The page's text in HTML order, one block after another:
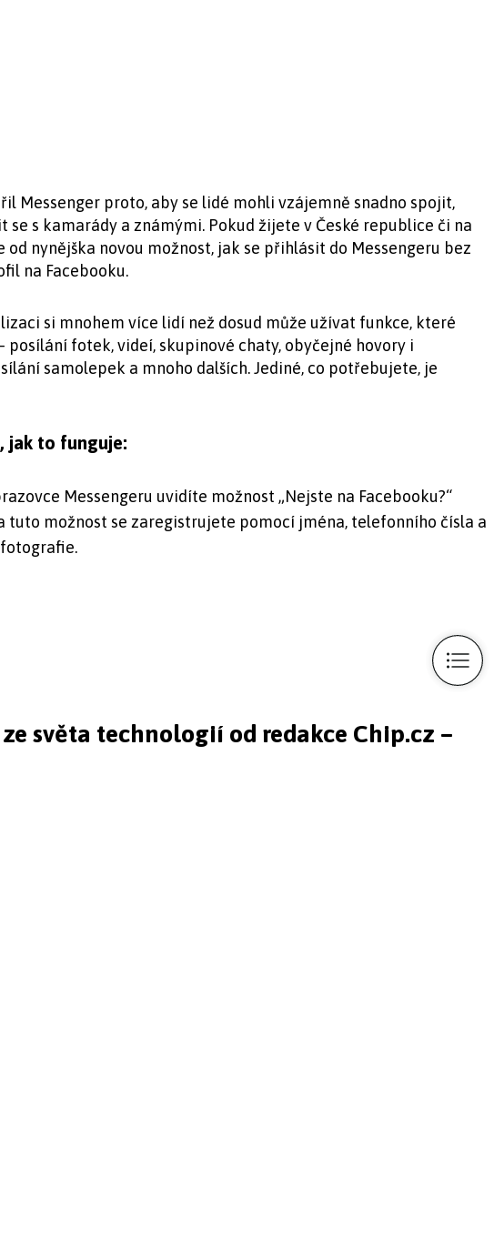
Messenger proto, aby se lidé mohli vzájemně snadno spojit,
se s kamarády a známými. Pokud žijete v České republice či na
od nynějška novou možnost, jak se přihlásit do Messengeru bez
na Facebooku.
si mnohem více lidí než dosud může užívat funkce, které
posílání fotek, videí, skupinové chaty, obyčejné hovory i
samolepek a mnoho dalších. Jediné, co potřebujete, je
jak to funguje:
Messengeru uvidíte možnost „Nejste na Facebooku?“
tuto možnost se zaregistrujete pomocí jména, telefonního čísla a
světa technologií od redakce Chip.cz –